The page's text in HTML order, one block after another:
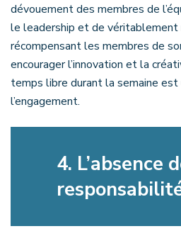
dévouement des membres de
le leadership et de
récompensant les membres de
encourager l’innovation et la
temps libre durant la semaine est
l’engagement.
4. L’absence